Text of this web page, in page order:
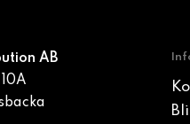
AB